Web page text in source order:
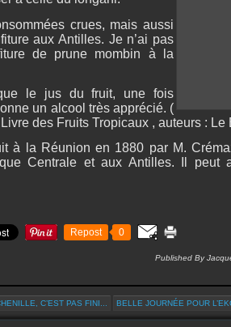
crues, mais aussi
aux Antilles. Je n’ai pas
de prune mombin à la
le jus du fruit, une fois
un alcool très apprécié. (
des Fruits Tropicaux , auteurs :
à la Réunion en 1880 par M.
Centrale et aux Antilles. Il peut
Repost 0
Published By
C’EST PAS FINI... BELLE JOURNÉE POUR